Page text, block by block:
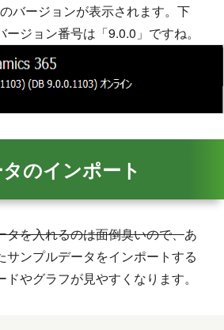
バージョンが表示されます。下
ジョン番号は「9.0.0」ですね。
のインポート
タを入れるのは面倒臭いので、あ
サンプルデータをインポートする
やグラフが見やすくなります。